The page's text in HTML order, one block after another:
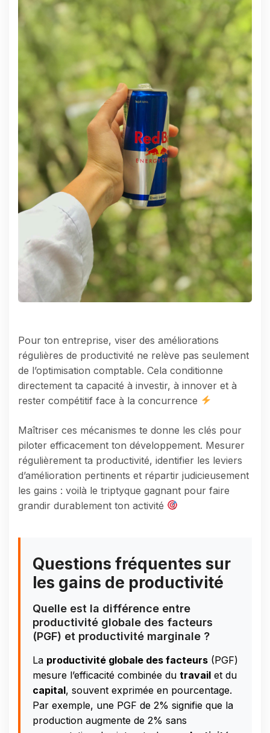
Pour ton entreprise, viser des améliorations
régulières de productivité ne relève pas seulement
de l’optimisation comptable. Cela conditionne
directement ta capacité à investir, à innover et à
rester compétitif face à la concurrence
Maîtriser ces mécanismes te donne les clés pour
piloter efficacement ton développement. Mesurer
régulièrement ta productivité, identifier les leviers
d’amélioration pertinents et répartir judicieusement
les gains : voilà le triptyque gagnant pour faire
grandir durablement ton activité
Questions fréquentes sur
les gains de productivité
Quelle est la différence entre
productivité globale des facteurs
(PGF) et productivité marginale ?
La productivité globale des facteurs (PGF)
mesure l’efficacité combinée du travail et du
capital, souvent exprimée en pourcentage.
Par exemple, une PGF de 2% signifie que la
production augmente de 2% sans